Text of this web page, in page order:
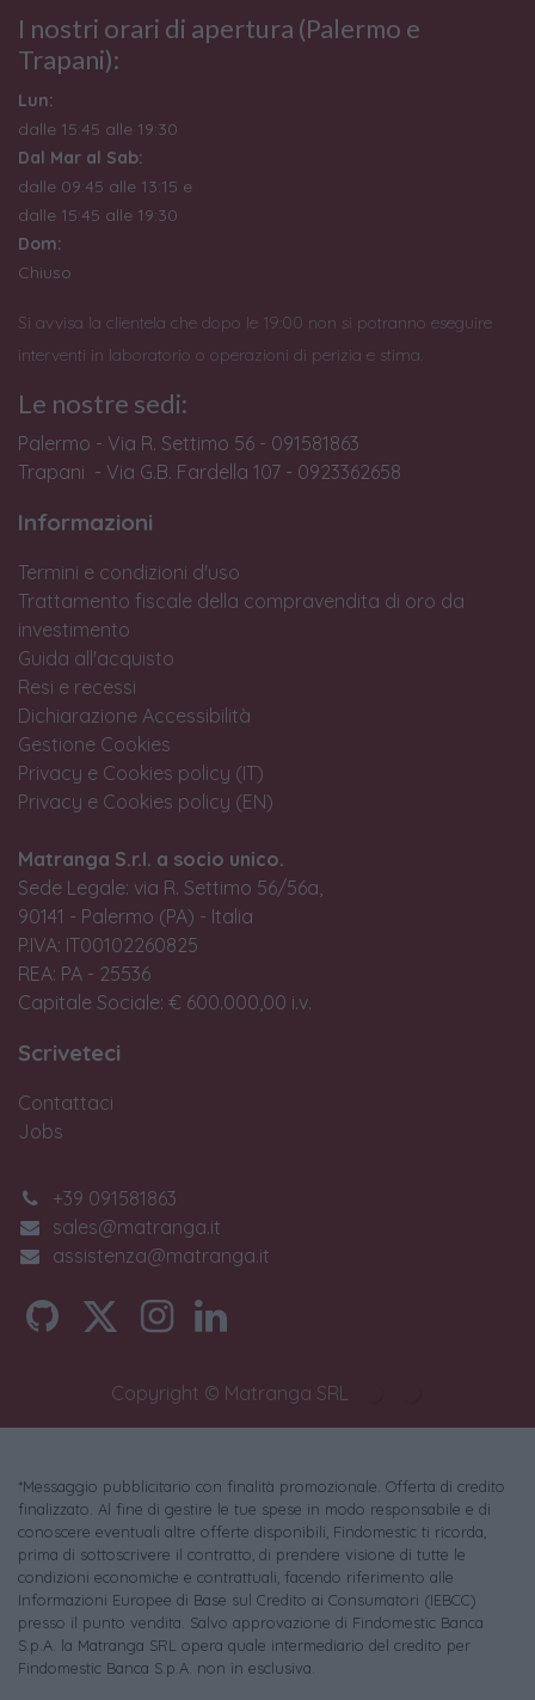
I nostri orari di apertura (Palermo e
Trapani):
Lun:
dalle 15:45 alle 19:30
Dal Mar al Sab:
dalle 09:45 alle 13:15 e
dalle 15:45 alle 19:30
Dom:
Chiuso
Si avvisa la clientela che dopo le 19:00 non si potranno eseguire
interventi in laboratorio o operazioni di perizia e stima.
Le nostre sedi:
Palermo - Via R. Settimo 56 - 091581863
Trapani - Via G.B. Fardella 107 - 0923362658
Informazioni
Termini e condizioni d'uso
Trattamento fiscale della compravendita di oro da
investimento
Guida all'acquisto
Resi e recessi
Dichiarazione Accessibilità
Gestione Cookies
Privacy e Cookies policy (IT)
Privacy e Cookies policy (EN)
Matranga S.r.l. a socio unico.
Sede Legale: via R. Settimo 56/56a,
90141 - Palermo (PA) - Italia
P.IVA: IT00102260825
REA: PA - 25536
Capitale Sociale: € 600.000,00 i.v.
Scriveteci
Contattaci
Jobs
+39 091581863
sales@matranga.it
assistenza@matranga.it
Copyright © Matranga SRL
*Messaggio pubblicitario con finalità promozionale. Offerta di credito
finalizzato. Al fine di gestire le tue spese in modo responsabile e di
conoscere eventuali altre offerte disponibili, Findomestic ti ricorda,
prima di sottoscrivere il contratto, di prendere visione di tutte le
condizioni economiche e contrattuali, facendo riferimento alle
Informazioni Europee di Base sul Credito ai Consumatori (IEBCC)
presso il punto vendita. Salvo approvazione di Findomestic Banca
S.p.A. la Matranga SRL opera quale intermediario del credito per
Findomestic Banca S.p.A. non in esclusiva.